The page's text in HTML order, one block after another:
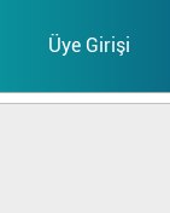
Üye Girişi